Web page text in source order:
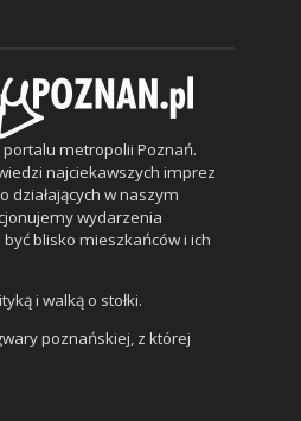
metropolii Poznań.
najciekawszych imprez
działających w naszym
wydarzenia
blisko mieszkańców i ich
i walką o stołki.
poznańskiej, z której